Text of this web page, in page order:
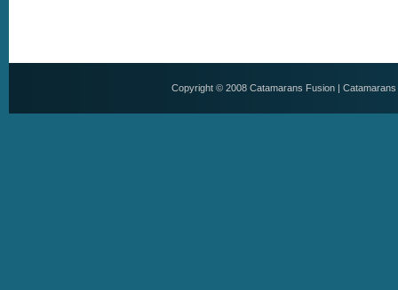
Copyright © 2008 Catamarans Fusion |